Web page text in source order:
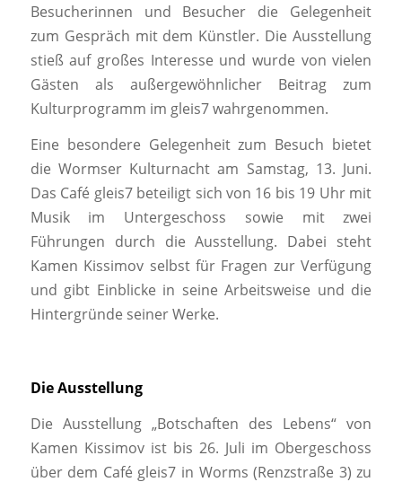
Besucherinnen und Besucher die Gelegenheit
zum Gespräch mit dem Künstler. Die Ausstellung
stieß auf großes Interesse und wurde von vielen
Gästen als außergewöhnlicher Beitrag zum
Kulturprogramm im gleis7 wahrgenommen.
Eine besondere Gelegenheit zum Besuch bietet
die Wormser Kulturnacht am Samstag, 13. Juni.
Das Café gleis7 beteiligt sich von 16 bis 19 Uhr mit
Musik im Untergeschoss sowie mit zwei
Führungen durch die Ausstellung. Dabei steht
Kamen Kissimov selbst für Fragen zur Verfügung
und gibt Einblicke in seine Arbeitsweise und die
Hintergründe seiner Werke.
Die Ausstellung
Die Ausstellung „Botschaften des Lebens“ von
Kamen Kissimov ist bis 26. Juli im Obergeschoss
über dem Café gleis7 in Worms (Renzstraße 3) zu